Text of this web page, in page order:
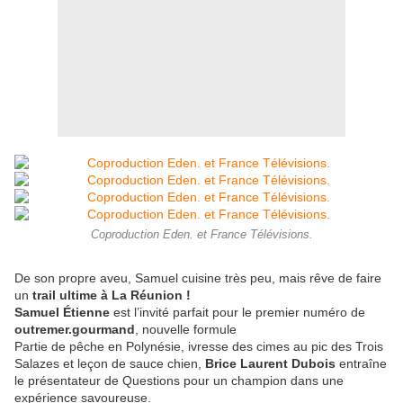
Coproduction Eden. et France Télévisions.
De son propre aveu, Samuel cuisine très peu, mais rêve de faire
un trail ultime à La Réunion !
Samuel Étienne est l’invité parfait pour le premier numéro de
outremer.gourmand , nouvelle formule
Partie de pêche en Polynésie, ivresse des cimes au pic des Trois
Salazes et leçon de sauce chien,
Brice Laurent Dubois entraîne
le présentateur de Questions pour un champion dans une
expérience savoureuse.